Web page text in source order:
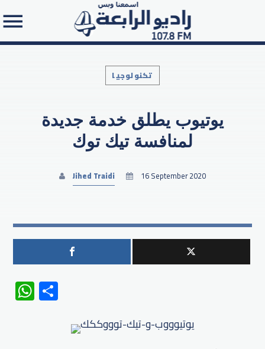
Search in the website:
تكنولوجيا
يوتيوب يطلق خدمة جديدة
لمنافسة تيك توك
Jihed Traidi 16 September 2020
WhatsApp